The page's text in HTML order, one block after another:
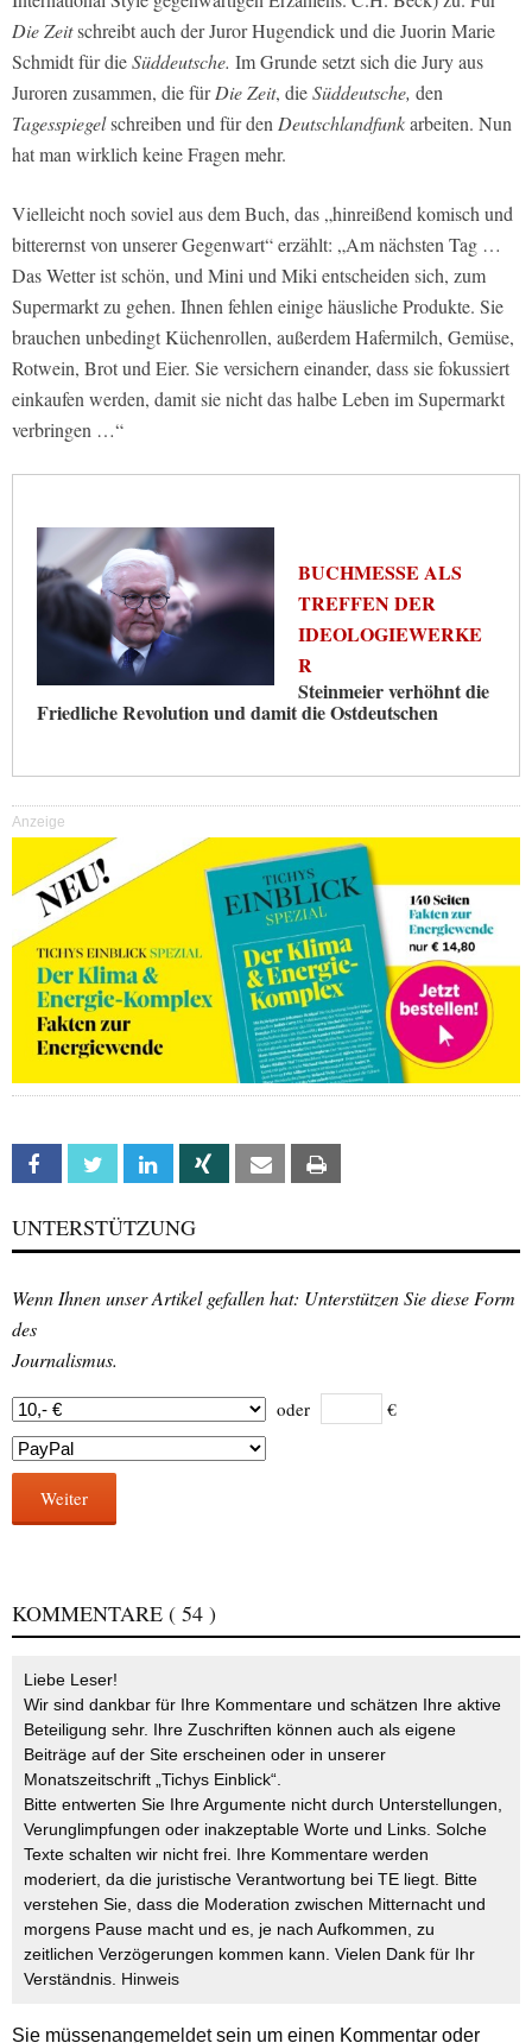
Die Zeitschreibt auch der Juror Hugendick und die Juorin Marie
Schmidt für dieSüddeutsche. Im Grunde setzt sich die Jury aus
Juroren zusammen, die fürDie Zeit, dieSüddeutsche, den
Tagesspiegelschreiben und für den Deutschlandfunkarbeiten. Nun
hat man wirklich keine Fragen mehr.
Vielleicht noch soviel aus dem Buch, das „hinreißend komisch und
bitterernst von unserer Gegenwart“ erzählt: „Am nächsten Tag …
Das Wetter ist schön, und Mini und Miki entscheiden sich, zum
Supermarkt zu gehen. Ihnen fehlen einige häusliche Produkte. Sie
brauchen unbedingt Küchenrollen, außerdem Hafermilch, Gemüse,
Rotwein, Brot und Eier. Sie versichern einander, dass sie fokussiert
einkaufen werden, damit sie nicht das halbe Leben im Supermarkt
verbringen …“
BUCHMESSE ALS
TREFFEN DER
IDEOLOGIEWERKE
R
Steinmeier verhöhnt die
Friedliche Revolution und damit die Ostdeutschen
Anzeige
Facebook Twitter Linkedin Xing Email
UNTERSTÜTZUNG
Wenn Ihnen unser Artikel gefallen hat: Unterstützen Sie diese Form
des
Journalismus.
oder €
Weiter
KOMMENTARE ( 54 )
Liebe Leser!
Wir sind dankbar für Ihre Kommentare und schätzen Ihre aktive
Beteiligung sehr. Ihre Zuschriften können auch als eigene
Beiträge auf der Site erscheinen oder in unserer
Monatszeitschrift „Tichys Einblick“.
Bitte entwerten Sie Ihre Argumente nicht durch Unterstellungen,
Verunglimpfungen oder inakzeptable Worte und Links. Solche
Texte schalten wir nicht frei. Ihre Kommentare werden
moderiert, da die juristische Verantwortung bei TE liegt. Bitte
verstehen Sie, dass die Moderation zwischen Mitternacht und
morgens Pause macht und es, je nach Aufkommen, zu
zeitlichen Verzögerungen kommen kann. Vielen Dank für Ihr
Verständnis. Hinweis
Sie müssenangemeldetsein um einen Kommentar oder